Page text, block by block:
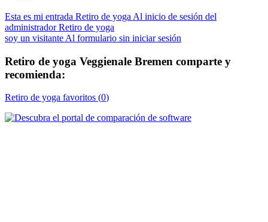
Esta es mi entrada Retiro de yoga Al inicio de sesión del
administrador Retiro de yoga
soy un visitante Al formulario sin iniciar sesión
Retiro de yoga Veggienale Bremen comparte y
recomienda:
Retiro de yoga favoritos (0)